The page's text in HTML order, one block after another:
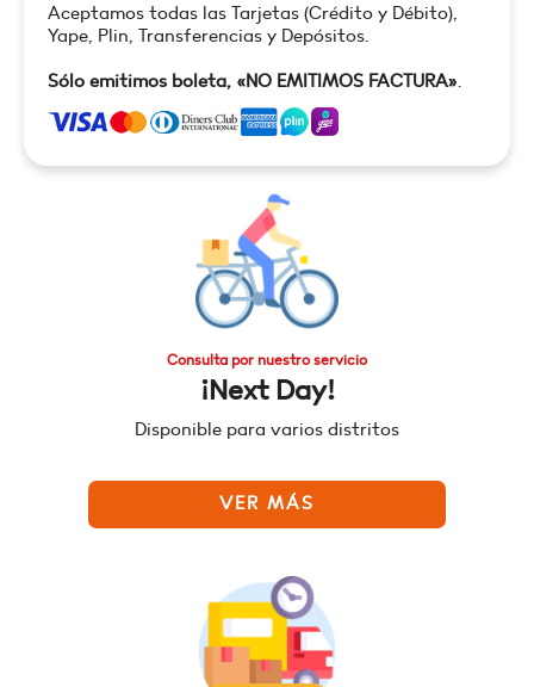
Aceptamos todas las Tarjetas (Crédito y Débito),
Yape, Plin, Transferencias y Depósitos.
Sólo emitimos boleta, «NO EMITIMOS FACTURA».
Consulta por nuestro servicio
¡Next Day!
Disponible para varios distritos
VER MÁS